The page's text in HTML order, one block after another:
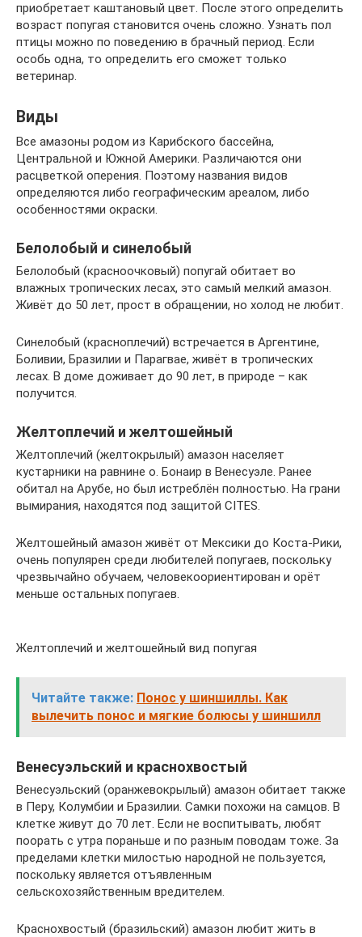
приобретает каштановый цвет. После этого определить
возраст попугая становится очень сложно. Узнать пол
птицы можно по поведению в брачный период. Если
особь одна, то определить его сможет только
ветеринар.
Виды
Все амазоны родом из Карибского бассейна,
Центральной и Южной Америки. Различаются они
расцветкой оперения. Поэтому названия видов
определяются либо географическим ареалом, либо
особенностями окраски.
Белолобый и синелобый
Белолобый (красноочковый) попугай обитает во
влажных тропических лесах, это самый мелкий амазон.
Живёт до 50 лет, прост в обращении, но холод не любит.
Синелобый (красноплечий) встречается в Аргентине,
Боливии, Бразилии и Парагвае, живёт в тропических
лесах. В доме доживает до 90 лет, в природе – как
получится.
Желтоплечий и желтошейный
Желтоплечий (желтокрылый) амазон населяет
кустарники на равнине о. Бонаир в Венесуэле. Ранее
обитал на Арубе, но был истреблён полностью. На грани
вымирания, находятся под защитой CITES.
Желтошейный амазон живёт от Мексики до Коста-Рики,
очень популярен среди любителей попугаев, поскольку
чрезвычайно обучаем, человекоориентирован и орёт
меньше остальных попугаев.
Желтоплечий и желтошейный вид попугая
Читайте также: Понос у шиншиллы. Как
вылечить понос и мягкие болюсы у шиншилл
Венесуэльский и краснохвостый
Венесуэльский (оранжевокрылый) амазон обитает также
в Перу, Колумбии и Бразилии. Самки похожи на самцов. В
клетке живут до 70 лет. Если не воспитывать, любят
поорать с утра пораньше и по разным поводам тоже. За
пределами клетки милостью народной не пользуется,
поскольку является отъявленным
сельскохозяйственным вредителем.
Краснохвостый (бразильский) амазон любит жить в